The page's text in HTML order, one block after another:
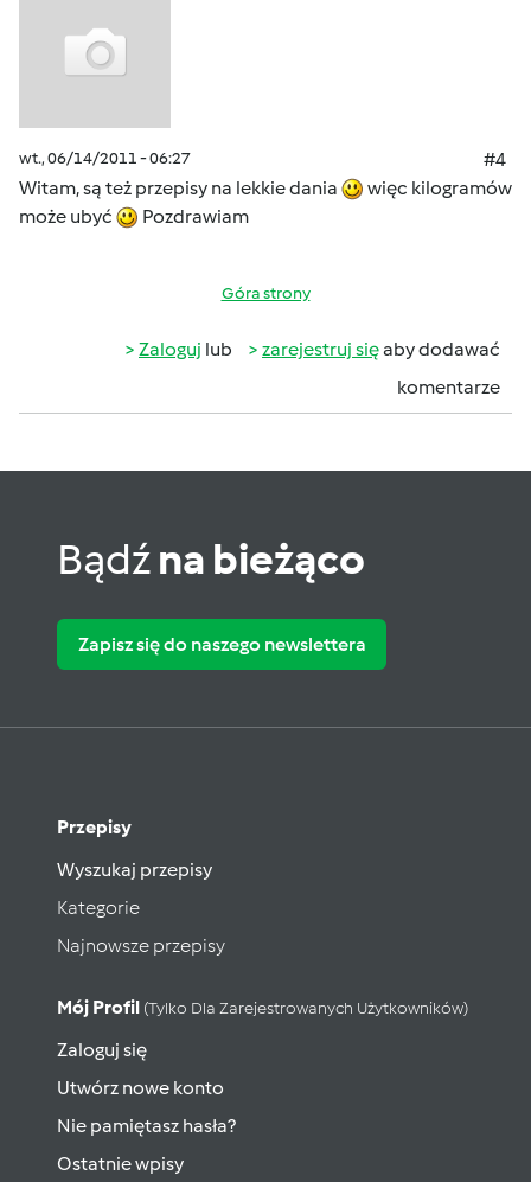
wt., 06/14/2011 - 06:27
#4
Witam, są też przepisy na lekkie dania
więc kilogramów
może ubyć
Pozdrawiam
Góra strony
Zaloguj lub zarejestruj sięaby dodawać
komentarze
Bądźna bieżąco
Zapisz się do naszego newslettera
Przepisy
Wyszukaj przepisy
Kategorie
Najnowsze przepisy
Mój Profil (tylko Dla Zarejestrowanych Użytkowników)
Zaloguj się
Utwórz nowe konto
Nie pamiętasz hasła?
Ostatnie wpisy